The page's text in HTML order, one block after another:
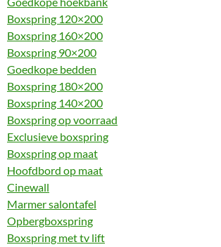
Boxspring 120×200
Boxspring 160×200
Boxspring 90×200
Goedkope bedden
Boxspring 180×200
Boxspring 140×200
Boxspring op voorraad
Exclusieve boxspring
Boxspring op maat
Hoofdbord op maat
Cinewall
Marmer salontafel
Opbergboxspring
Boxspring met tv lift